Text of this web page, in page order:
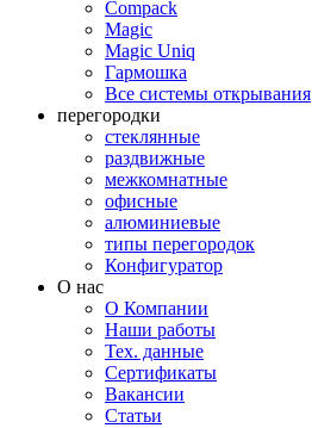
Compack
Magic
Magic Uniq
Гармошка
Все системы открывания
перегородки
стеклянные
раздвижные
межкомнатные
офисные
алюминиевые
типы перегородок
Конфигуратор
О нас
О Компании
Наши работы
Тех. данные
Сертификаты
Вакансии
Статьи